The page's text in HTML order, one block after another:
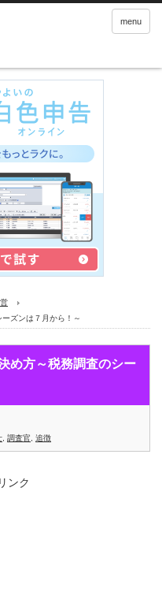
menu
ズンは７月から！～
め方～税務調査のシー
調査官 追徴
ンク